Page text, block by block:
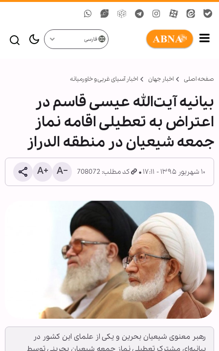
فارسی
صفحه اصلی اخبار جهان اخبار آسیای غربی و خاورمیانه
بیانیه آیت‌الله عیسی قاسم در
اعتراض به تعطیلی اقامه نماز
جمعه شیعیان در منطقه الدراز
۱۰ شهریور ۱۳۹۵ - ۱۷:۱۱ کد مطلب: 708072
رهبر معنوی شیعیان بحرین و یکی از علمای این کشور در
بیانیه‌ای مشترک تعطیلی نماز جمعه شیعیان بحرینی توسط